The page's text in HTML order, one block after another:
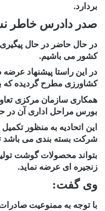
بردارد.
صدر دادرس خاطر
در حال حاضر در حال
کشور می باشیم.
در این راستا پیشنهاد
کشاورزی مطرح گردیده که
همکاری سازمان مرکزی
بورس مراحل اداری آن در
این اتحادیه به منظور
شرکت بسته بندی می باشد
بتواند محصولات گوشت
زنجیره ای عرضه نماید.
وی گفت:
با توجه به ممنوعیت